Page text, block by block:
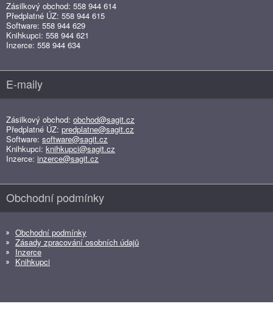
Zásilkový obchod: 558 944 614
Předplatné ÚZ: 558 944 615
Software: 558 944 629
Knihkupci: 558 944 621
Inzerce: 558 944 634
E-maily
Zásilkový obchod: obchod@sagit.cz
Předplatné ÚZ: predplatne@sagit.cz
Software: software@sagit.cz
Knihkupci: knihkupci@sagit.cz
Inzerce: inzerce@sagit.cz
Obchodní podmínky
Obchodní podmínky
Zásady zpracování osobních údajů
Inzerce
Knihkupci